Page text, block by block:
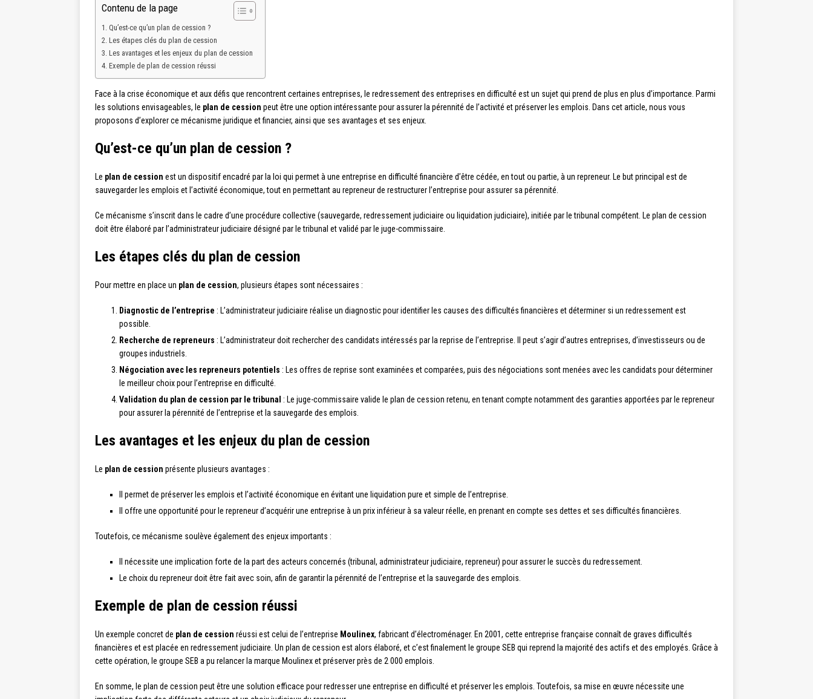
Contenu de la page
Qu’est-ce qu’un plan de cession ?
Les étapes clés du plan de cession
Les avantages et les enjeux du plan de cession
Exemple de plan de cession réussi
Face à la crise économique et aux défis que rencontrent certaines entreprises, le redressement des entreprises en difficulté est un sujet qui prend de plus en plus d’importance. Parmi
les solutions envisageables, le plan de cession peut être une option intéressante pour assurer la pérennité de l’activité et préserver les emplois. Dans cet article, nous vous
proposons d’explorer ce mécanisme juridique et financier, ainsi que ses avantages et ses enjeux.
Qu’est-ce qu’un plan de cession ?
Le plan de cession est un dispositif encadré par la loi qui permet à une entreprise en difficulté financière d’être cédée, en tout ou partie, à un repreneur. Le but principal est de
sauvegarder les emplois et l’activité économique, tout en permettant au repreneur de restructurer l’entreprise pour assurer sa pérennité.
Ce mécanisme s’inscrit dans le cadre d’une procédure collective (sauvegarde, redressement judiciaire ou liquidation judiciaire), initiée par le tribunal compétent. Le plan de cession
doit être élaboré par l’administrateur judiciaire désigné par le tribunal et validé par le juge-commissaire.
Les étapes clés du plan de cession
Pour mettre en place un plan de cession, plusieurs étapes sont nécessaires :
Diagnostic de l’entreprise : L’administrateur judiciaire réalise un diagnostic pour identifier les causes des difficultés financières et déterminer si un redressement est
possible.
Recherche de repreneurs : L’administrateur doit rechercher des candidats intéressés par la reprise de l’entreprise. Il peut s’agir d’autres entreprises, d’investisseurs ou de
groupes industriels.
Négociation avec les repreneurs potentiels : Les offres de reprise sont examinées et comparées, puis des négociations sont menées avec les candidats pour déterminer
le meilleur choix pour l’entreprise en difficulté.
Validation du plan de cession par le tribunal : Le juge-commissaire valide le plan de cession retenu, en tenant compte notamment des garanties apportées par le repreneur
pour assurer la pérennité de l’entreprise et la sauvegarde des emplois.
Les avantages et les enjeux du plan de cession
Le plan de cession présente plusieurs avantages :
Il permet de préserver les emplois et l’activité économique en évitant une liquidation pure et simple de l’entreprise.
Il offre une opportunité pour le repreneur d’acquérir une entreprise à un prix inférieur à sa valeur réelle, en prenant en compte ses dettes et ses difficultés financières.
Toutefois, ce mécanisme soulève également des enjeux importants :
Il nécessite une implication forte de la part des acteurs concernés (tribunal, administrateur judiciaire, repreneur) pour assurer le succès du redressement.
Le choix du repreneur doit être fait avec soin, afin de garantir la pérennité de l’entreprise et la sauvegarde des emplois.
Exemple de plan de cession réussi
Un exemple concret de plan de cession réussi est celui de l’entreprise Moulinex, fabricant d’électroménager. En 2001, cette entreprise française connaît de graves difficultés
financières et est placée en redressement judiciaire. Un plan de cession est alors élaboré, et c’est finalement le groupe SEB qui reprend la majorité des actifs et des employés. Grâce à
cette opération, le groupe SEB a pu relancer la marque Moulinex et préserver près de 2 000 emplois.
En somme, le plan de cession peut être une solution efficace pour redresser une entreprise en difficulté et préserver les emplois. Toutefois, sa mise en œuvre nécessite une